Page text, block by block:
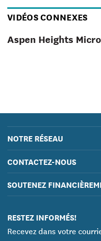
VIDÉOS CONNEXES
Aspen Heights
NOTRE RÉSEAU
CONTACTEZ-NOUS
SOUTENEZ
RESTEZ INFORMÉS!
Recevez dans votre